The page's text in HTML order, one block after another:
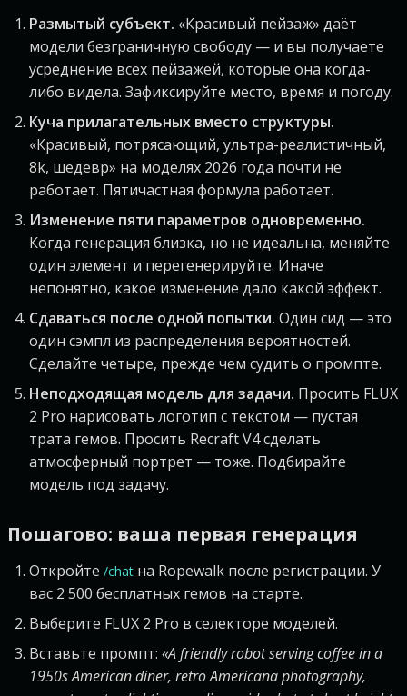
Размытый субъект. «Красивый пейзаж» даёт
модели безграничную свободу — и вы получаете
усреднение всех пейзажей, которые она когда-
либо видела. Зафиксируйте место, время и погоду.
Куча прилагательных вместо структуры.
«Красивый, потрясающий, ультра-реалистичный,
8k, шедевр» на моделях 2026 года почти не
работает. Пятичастная формула работает.
Изменение пяти параметров одновременно.
Когда генерация близка, но не идеальна, меняйте
один элемент и перегенерируйте. Иначе
непонятно, какое изменение дало какой эффект.
Сдаваться после одной попытки. Один сид — это
один сэмпл из распределения вероятностей.
Сделайте четыре, прежде чем судить о промпте.
Неподходящая модель для задачи. Просить FLUX
2 Pro нарисовать логотип с текстом — пустая
трата гемов. Просить Recraft V4 сделать
атмосферный портрет — тоже. Подбирайте
модель под задачу.
Пошагово: ваша первая генерация
Откройте /chat на Ropewalk после регистрации. У
вас 2 500 бесплатных гемов на старте.
Выберите FLUX 2 Pro в селекторе моделей.
Вставьте промпт: «A friendly robot serving coffee in a
1950s American diner, retro Americana photography,